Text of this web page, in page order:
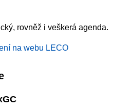
rovněž i veškerá agenda.
na webu LECO